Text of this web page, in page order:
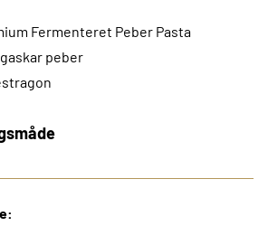
Fermenteret Peber Pasta
peber